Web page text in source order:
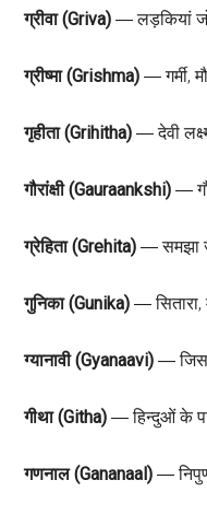
ग्रीवा (Griva) ― लड़कियां
ग्रीष्मा (Grishma) ― गर्मी,
गृहीता (Grihitha) ― देवी
गौरांक्षी (Gauraankshi) ―
ग्रेहिता (Grehita) ― समझा
गुनिका (Gunika) ― सितारा,
ग्यानावी (Gyanaavi) ― जिसके
गीथा (Githa) ― हिन्दुओं के
गणनाल (Gananaal) ―